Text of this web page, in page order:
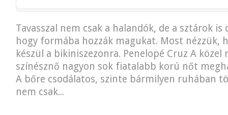
Tavasszal nem csak a halandók, de a sztárok is
hogy formába hozzák magukat. Most nézzük,
készül a bikiniszezonra. Penelopé Cruz A közel
színésznő nagyon sok fiatalabb korú nőt
A bőre csodálatos, szinte bármilyen ruhában
nem csak...